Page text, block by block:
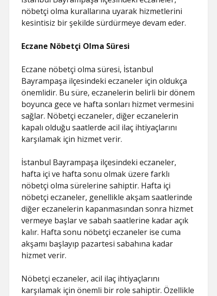
nöbetçi olma kurallarına uyarak hizmetlerini
kesintisiz bir şekilde sürdürmeye devam eder.
Eczane Nöbetçi Olma Süresi
Eczane nöbetçi olma süresi, İstanbul
Bayrampaşa ilçesindeki eczaneler için oldukça
önemlidir. Bu süre, eczanelerin belirli bir dönem
boyunca gece ve hafta sonları hizmet vermesini
sağlar. Nöbetçi eczaneler, diğer eczanelerin
kapalı olduğu saatlerde acil ilaç ihtiyaçlarını
karşılamak için hizmet verir.
İstanbul Bayrampaşa ilçesindeki eczaneler,
hafta içi ve hafta sonu olmak üzere farklı
nöbetçi olma sürelerine sahiptir. Hafta içi
nöbetçi eczaneler, genellikle akşam saatlerinde
diğer eczanelerin kapanmasından sonra hizmet
vermeye başlar ve sabah saatlerine kadar açık
kalır. Hafta sonu nöbetçi eczaneler ise cuma
akşamı başlayıp pazartesi sabahına kadar
hizmet verir.
Nöbetçi eczaneler, acil ilaç ihtiyaçlarını
karşılamak için önemli bir role sahiptir. Özellikle